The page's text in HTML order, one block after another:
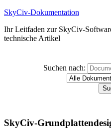
SkyCiv-Dokumentation
Ihr Leitfaden zur SkyCiv-
technische Artikel
Suchen nach:
SkyCiv-